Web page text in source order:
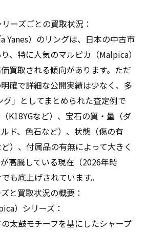
ーズごとの買取状況：
Yanes）のリングは、日本の中古市
、特に人気のマルピカ（Malpica）
買取される傾向があります。ただ
確で詳細な公開実績は少なく、多
グ」としてまとめられた査定例で
K18YGなど）、宝石の質・量（ダ
ド、色石など）、状態（傷の有
）、付属品の有無によって大きく
高騰している現在（2026年時
も底上げされています。
と買取状況の概要：
）シリーズ：
鼓モチーフを基にしたシャープ